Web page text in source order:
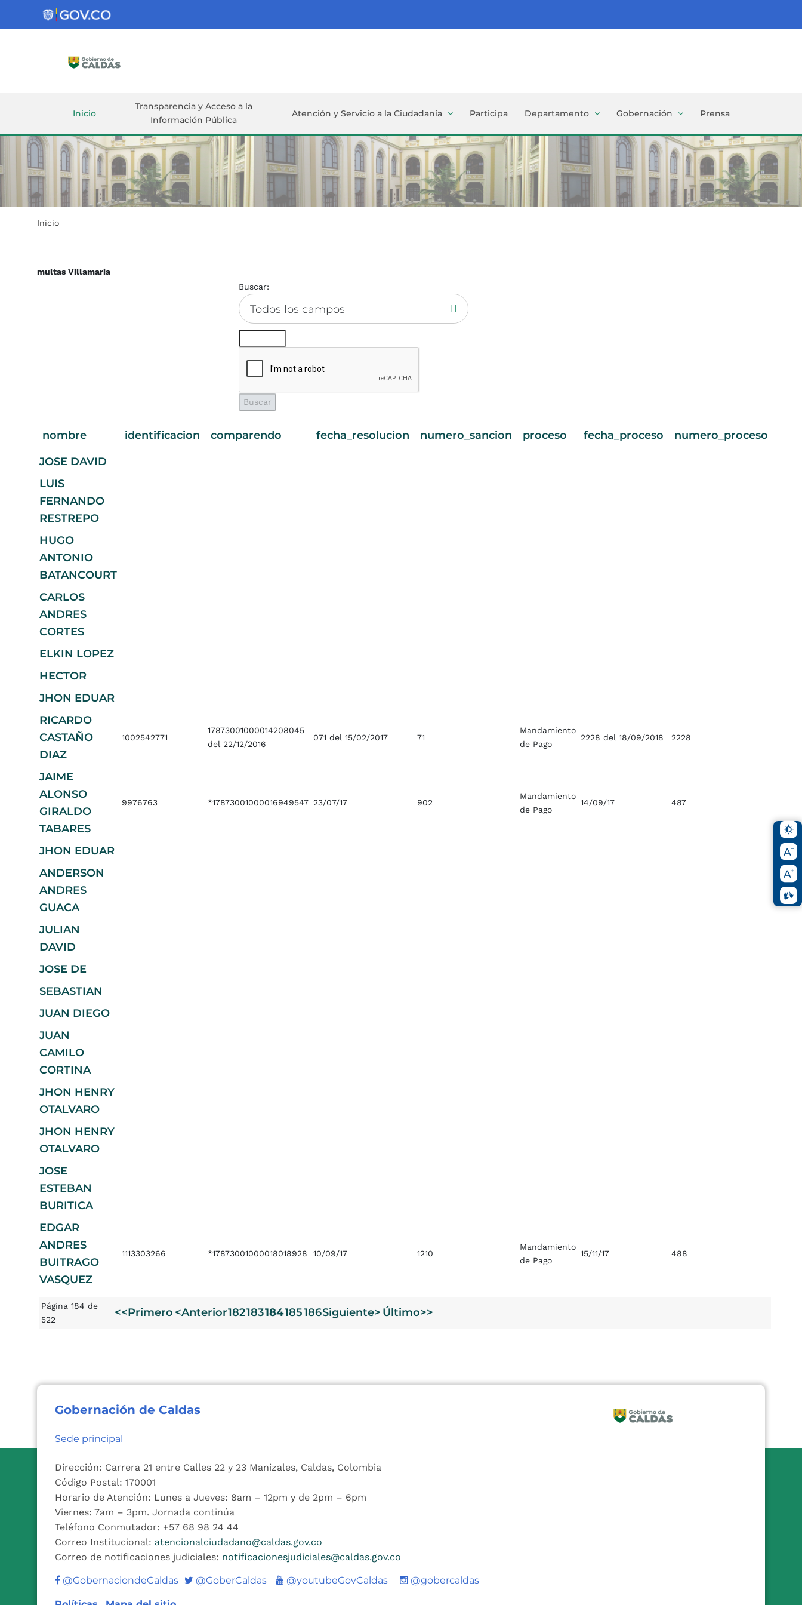
Gobernación
Inicio
Transparencia y Acceso a la
Información Pública
Atención y Servicio a la Ciudadanía Participa Departamento Gobernación Prensa
Inicio
multas Villamaria
Buscar:
Todos los campos
nombre identificacion comparendo fecha_resolucion numero_sancion proceso fecha_proceso
numero_proceso
JOSE DAVID
LUIS
FERNANDO
RESTREPO
HUGO
ANTONIO
BATANCOURT
CARLOS
ANDRES
CORTES
ELKIN LOPEZ
HECTOR
JHON EDUAR
RICARDO
CASTAÑO
DIAZ
1002542771
17873001000014208045
del 22/12/2016
071 del 15/02/2017 71
Mandamiento
de Pago
2228 del 18/09/2018 2228
JAIME
ALONSO
GIRALDO
TABARES
9976763 *17873001000016949547 23/07/17 902
Mandamiento
de Pago
14/09/17 487
JHON EDUAR
ANDERSON
ANDRES
GUACA
JULIAN
DAVID
JOSE DE
SEBASTIAN
JUAN DIEGO
JUAN
CAMILO
CORTINA
JHON HENRY
OTALVARO
JHON HENRY
OTALVARO
JOSE
ESTEBAN
BURITICA
EDGAR
ANDRES
BUITRAGO
VASQUEZ
1113303266 *17873001000018018928 10/09/17 1210
Mandamiento
de Pago
15/11/17 488
Página 184 de
522
<<Primero <Anterior182183184185186Siguiente> Último>>
Gobernación de Caldas
Sede principal
Dirección: Carrera 21 entre Calles 22 y 23 Manizales, Caldas, Colombia
Código Postal: 170001
Horario de Atención: Lunes a Jueves: 8am – 12pm y de 2pm – 6pm
Viernes: 7am – 3pm. Jornada continúa
Teléfono Conmutador: +57 68 98 24 44
Correo Institucional: atencionalciudadano@caldas.gov.co
Correo de notificaciones judiciales: notificacionesjudiciales@caldas.gov.co
@GobernaciondeCaldas Twitter
@GoberCaldas Youtube
@youtubeGovCaldas @gobercaldas